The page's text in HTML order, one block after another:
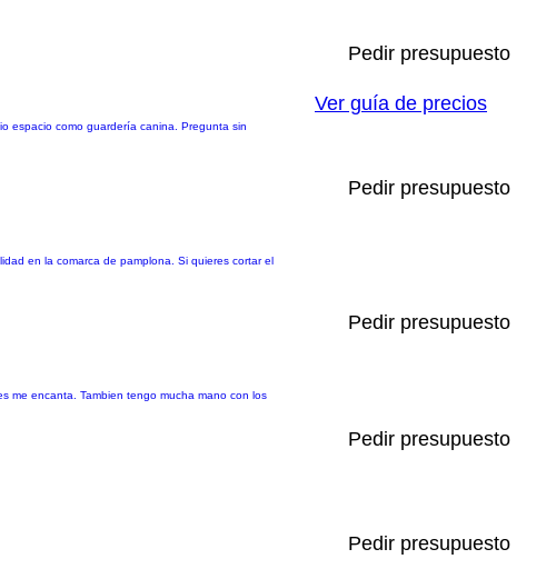
espacio como guardería canina. Pregunta sin
Pedir presupuesto
en la comarca de pamplona. Si quieres cortar el
Pedir presupuesto
me encanta. Tambien tengo mucha mano con los
Pedir presupuesto
Pedir presupuesto
Pedir presupuesto
Ver guía de precios